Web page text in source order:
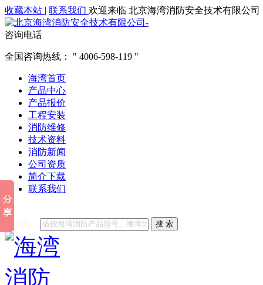
收藏本站 | 联系我们 欢迎来临 北京海湾消防安全技术有限公司
咨询电话
全国咨询热线： 4006-598-119
海湾首页
产品中心
产品报价
工程安装
消防维修
技术资料
消防新闻
公司资质
简介下载
联系我们
他们都在搜索:
搜 索